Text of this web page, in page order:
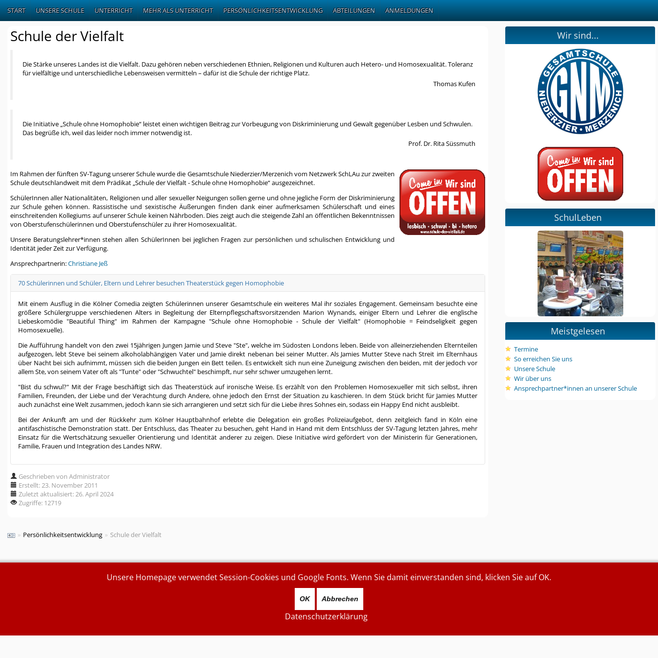
START UNSERE SCHULE UNTERRICHT MEHR ALS UNTERRICHT PERSÖNLICHKEITSENTWICKLUNG ABTEILUNGEN ANMELDUNGEN
Schule der Vielfalt
Die Stärke unseres Landes ist die Vielfalt. Dazu gehören neben verschiedenen Ethnien, Religionen und Kulturen auch Hetero- und Homosexualität. Toleranz
für vielfältige und unterschiedliche Lebensweisen vermitteln – dafür ist die Schule der richtige Platz.
Thomas Kufen
Die Initiative „Schule ohne Homophobie“ leistet einen wichtigen Beitrag zur Vorbeugung von Diskriminierung und Gewalt gegenüber Lesben und Schwulen.
Das begrüße ich, weil das leider noch immer notwendig ist.
Prof. Dr. Rita Süssmuth
Im Rahmen der fünften SV-Tagung unserer Schule wurde die Gesamtschule Niederzier/Merzenich vom Netzwerk SchLAu zur zweiten
Schule deutschlandweit mit dem Prädikat „Schule der Vielfalt - Schule ohne Homophobie“ ausgezeichnet.
SchülerInnen aller Nationalitäten, Religionen und aller sexueller Neigungen sollen gerne und ohne jegliche Form der Diskriminierung
zur Schule gehen können. Rassistische und sexistische Äußerungen finden dank einer aufmerksamen Schülerschaft und eines
einschreitenden Kollegiums auf unserer Schule keinen Nährboden. Dies zeigt auch die steigende Zahl an öffentlichen Bekenntnissen
von Oberstufenschülerinnen und Oberstufenschüler zu ihrer Homosexualität.
Unsere Beratungslehrer*innen stehen allen SchülerInnen bei jeglichen Fragen zur persönlichen und schulischen Entwicklung und
Identität jeder Zeit zur Verfügung.
Ansprechpartnerin:Christiane Jeß
70 Schülerinnen und Schüler, Eltern und Lehrer besuchen Theaterstück gegen Homophobie
Mit einem Ausflug in die Kölner Comedia zeigten Schülerinnen unserer Gesamtschule ein weiteres Mal ihr soziales Engagement. Gemeinsam besuchte eine
größere Schülergruppe verschiedenen Alters in Begleitung der Elternpflegschaftsvorsitzenden Marion Wynands, einiger Eltern und Lehrer die englische
Liebeskomödie "Beautiful Thing" im Rahmen der Kampagne "Schule ohne Homophobie - Schule der Vielfalt" (Homophobie = Feindseligkeit gegen
Homosexuelle).
Die Aufführung handelt von den zwei 15jährigen Jungen Jamie und Steve "Ste", welche im Südosten Londons leben. Beide von alleinerziehenden Elternteilen
aufgezogen, lebt Steve bei seinem alkoholabhängigen Vater und Jamie direkt nebenan bei seiner Mutter. Als Jamies Mutter Steve nach Streit im Elternhaus
über Nacht bei sich aufnimmt, müssen sich die beiden Jungen ein Bett teilen. Es entwickelt sich nun eine Zuneigung zwischen den beiden, mit der jedoch vor
allem Ste, von seinem Vater oft als "Tunte" oder "Schwuchtel" beschimpft, nur sehr schwer umzugehen lernt.
"Bist du schwul?" Mit der Frage beschäftigt sich das Theaterstück auf ironische Weise. Es erzählt von den Problemen Homosexueller mit sich selbst, ihren
Familien, Freunden, der Liebe und der Verachtung durch Andere, ohne jedoch den Ernst der Situation zu kaschieren. In dem Stück bricht für Jamies Mutter
auch zunächst eine Welt zusammen, jedoch kann sie sich arrangieren und setzt sich für die Liebe ihres Sohnes ein, sodass ein Happy End nicht ausbleibt.
Bei der Ankunft am und der Rückkehr zum Kölner Hauptbahnhof erlebte die Delegation ein großes Polizeiaufgebot, denn zeitgleich fand in Köln eine
antifaschistische Demonstration statt. Der Entschluss, das Theater zu besuchen, geht Hand in Hand mit dem Entschluss der SV-Tagung letzten Jahres, mehr
Einsatz für die Wertschätzung sexueller Orientierung und Identität anderer zu zeigen. Diese Initiative wird gefördert von der Ministerin für Generationen,
Familie, Frauen und Integration des Landes NRW.
Geschrieben von Administrator
Erstellt: 23. November 2011
Zuletzt aktualisiert: 26. April 2024
Zugriffe: 12719
» Persönlichkeitsentwicklung » Schule der Vielfalt
Wir sind...
SchulLeben
Meistgelesen
Termine
So erreichen Sie uns
Unsere Schule
Wir über uns
Ansprechpartner*innen an unserer Schule
Unsere Homepage verwendet Session-Cookies und Google Fonts. Wenn Sie damit einverstanden sind, klicken Sie auf OK.
OK Abbrechen
Datenschutzerklärung